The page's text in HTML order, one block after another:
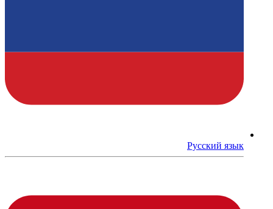
Русский язык